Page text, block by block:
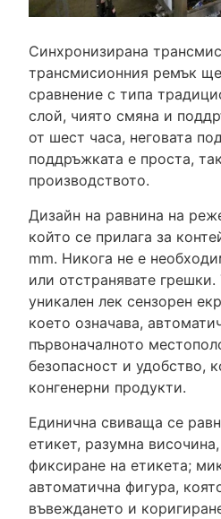
Синхронизирана
трансмисионния ремък
сравнение с типа
слой, чиято смяна и
от шест часа, неговата
поддръжката е проста,
производството.
Дизайн на равнина на
който се прилага за
mm. Никога не е
или отстранявате
уникален лек сензорен
което означава,
първоначалното
безопасност и удобство,
конгенерни продукти.
Единична свиваща се
етикет, разумна
фиксиране на етикета;
автоматична фигура,
въвеждането и